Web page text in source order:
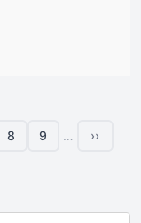
Side
8
Side
9 …
Næste
››